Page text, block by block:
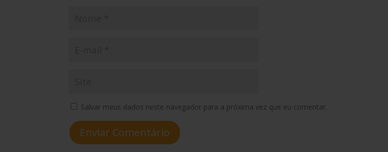
Salvar meus dados neste navegador para a próxima vez que eu comentar.
Enviar Comentário